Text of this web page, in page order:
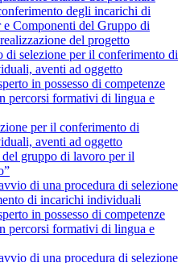
degli incarichi di
e Componenti del Gruppo di
del progetto
di selezione per il conferimento di
aventi ad oggetto
in possesso di competenze
percorsi formativi di lingua e
per il conferimento di
aventi ad oggetto
del gruppo di lavoro per il
di una procedura di selezione
di incarichi individuali
in possesso di competenze
percorsi formativi di lingua e
di una procedura di selezione